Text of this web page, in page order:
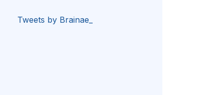
Tweets by Brainae_